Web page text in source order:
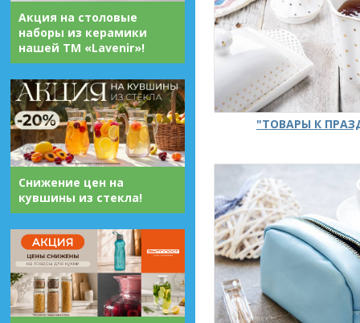
Акция на столовые
наборы из керамики
нашей ТМ «Lavenir»!
Снижение цен на
кувшины из стекла!
"ТОВАРЫ К